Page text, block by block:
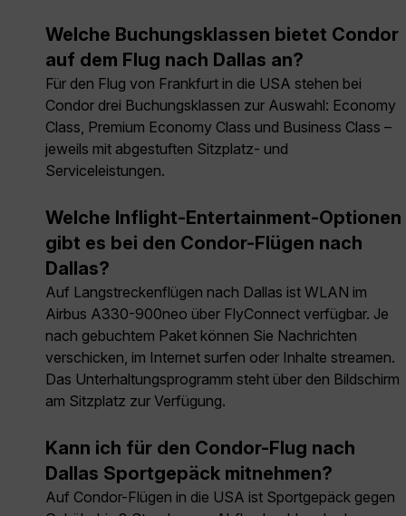
Welche Buchungsklassen bietet Condor
auf dem Flug nach Dallas an?
Für den Flug von Frankfurt in die USA stehen bei
Condor drei Buchungsklassen zur Auswahl: Economy
Class, Premium Economy Class und Business Class –
jeweils mit abgestuften Sitzplatz- und
Serviceleistungen.
Welche Inflight-Entertainment-Optionen
gibt es bei den Condor-Flügen nach
Dallas?
Auf Langstreckenflügen nach Dallas ist WLAN im
Airbus A330-900neo über FlyConnect verfügbar. Je
nach gebuchtem Paket können Sie Nachrichten
verschicken, im Internet surfen oder Inhalte streamen.
Das Unterhaltungsprogramm steht über den Bildschirm
am Sitzplatz zur Verfügung.
Kann ich für den Condor-Flug nach
Dallas Sportgepäck mitnehmen?
Auf Condor-Flügen in die USA ist Sportgepäck gegen